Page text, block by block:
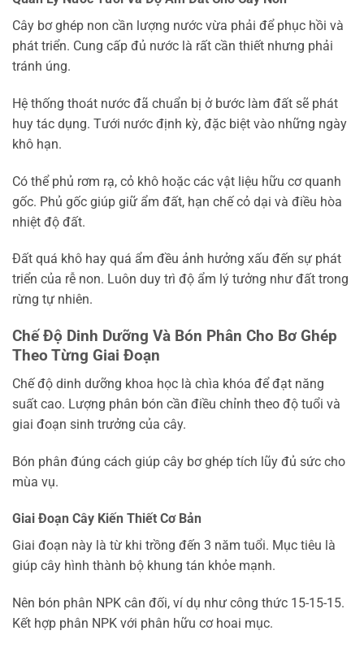
Cây bơ ghép non cần lượng nước vừa phải để phục hồi và
phát triển. Cung cấp đủ nước là rất cần thiết nhưng phải
tránh úng.
Hệ thống thoát nước đã chuẩn bị ở bước làm đất sẽ phát
huy tác dụng. Tưới nước định kỳ, đặc biệt vào những ngày
khô hạn.
Có thể phủ rơm rạ, cỏ khô hoặc các vật liệu hữu cơ quanh
gốc. Phủ gốc giúp giữ ẩm đất, hạn chế cỏ dại và điều hòa
nhiệt độ đất.
Đất quá khô hay quá ẩm đều ảnh hưởng xấu đến sự phát
triển của rễ non. Luôn duy trì độ ẩm lý tưởng như đất trong
rừng tự nhiên.
Chế Độ Dinh Dưỡng Và Bón Phân Cho Bơ Ghép
Theo Từng Giai Đoạn
Chế độ dinh dưỡng khoa học là chìa khóa để đạt năng
suất cao. Lượng phân bón cần điều chỉnh theo độ tuổi và
giai đoạn sinh trưởng của cây.
Bón phân đúng cách giúp cây bơ ghép tích lũy đủ sức cho
mùa vụ.
Giai Đoạn Cây Kiến Thiết Cơ Bản
Giai đoạn này là từ khi trồng đến 3 năm tuổi. Mục tiêu là
giúp cây hình thành bộ khung tán khỏe mạnh.
Nên bón phân NPK cân đối, ví dụ như công thức 15-15-15.
Kết hợp phân NPK với phân hữu cơ hoai mục.